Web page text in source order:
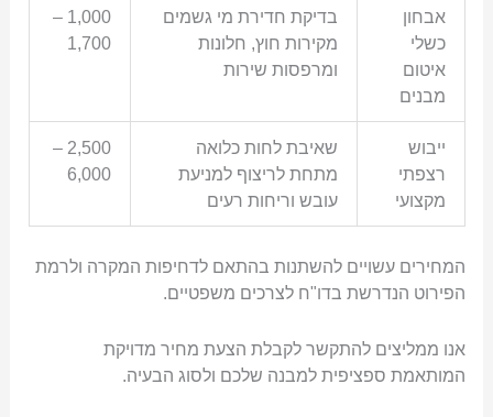
אבחון
כשלי
איטום
מבנים
בדיקת חדירת מי גשמים
מקירות חוץ, חלונות
ומרפסות שירות
1,000 –
1,700
ייבוש
רצפתי
מקצועי
שאיבת לחות כלואה
מתחת לריצוף למניעת
עובש וריחות רעים
2,500 –
6,000
המחירים עשויים להשתנות בהתאם לדחיפות המקרה ולרמת
הפירוט הנדרשת בדו"ח לצרכים משפטיים.
אנו ממליצים להתקשר לקבלת הצעת מחיר מדויקת
המותאמת ספציפית למבנה שלכם ולסוג הבעיה.